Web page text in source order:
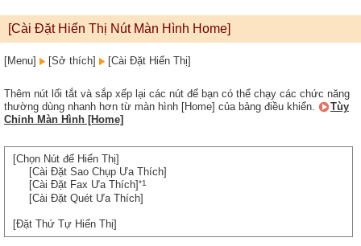
[Cài Đặt Hiển Thị Nút Màn Hình Home]
[Menu] [Sở thích] [Cài Đặt Hiển Thị]
Thêm nút lối tắt và sắp xếp lại các nút để bạn có thể chạy các chức năng
thường dùng nhanh hơn từ màn hình [Home] của bảng điều khiển.
Tùy
Chỉnh Màn Hình [Home]
[Chọn Nút để Hiển Thị]
[Cài Đặt Sao Chụp Ưa Thích]
[Cài Đặt Fax Ưa Thích]*1
[Cài Đặt Quét Ưa Thích]
[Đặt Thứ Tự Hiển Thị]